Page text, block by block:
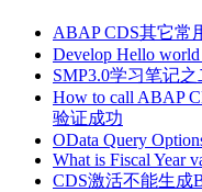
ABAP CDS其它常
Develop Hello
SMP3.0学习笔记
How to call ABAP
验证成功
OData Query
What is Fiscal Year
CDS激活不能生成